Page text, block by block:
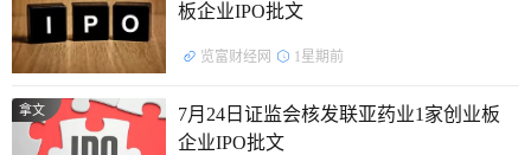
板企业IPO批文
览富财经网 1星期前
拿文
7月24日证监会核发联亚药业1家创业板
企业IPO批文